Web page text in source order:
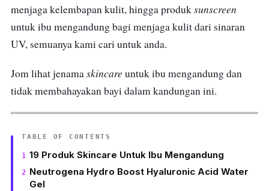
menjaga kelembapan kulit, hingga produksunscreen
untuk ibu mengandung bagi menjaga kulit dari sinaran
UV, semuanya kami cari untuk anda.
Jom lihat jenamaskincare untuk ibu mengandung dan
tidak membahayakan bayi dalam kandungan ini.
TABLE OF CONTENTS
19 Produk Skincare Untuk Ibu Mengandung
Neutrogena Hydro Boost Hyaluronic Acid Water
Gel